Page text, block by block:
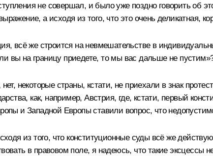
не совершал, и было уже поздно говорить об
а исходя из того, что это очень деликатная,
всё же строится на невмешательстве в
вы на границу приедете, то мы вас дальше не
некоторые страны, кстати, не приехали в знак
как, например, Австрия, где, кстати, первый
и Западной Европы ставили вопрос, что
из того, что конституционные суды всё же
в правовом поле, я надеюсь, что такие эксцессы